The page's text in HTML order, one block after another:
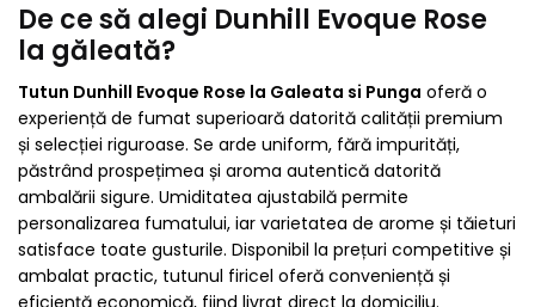
De ce să alegi Dunhill Evoque Rose
la găleată?
Tutun Dunhill Evoque Rose la Galeata si Punga oferă o
experiență de fumat superioară datorită calității premium
și selecției riguroase. Se arde uniform, fără impurități,
păstrând prospețimea și aroma autentică datorită
ambalării sigure. Umiditatea ajustabilă permite
personalizarea fumatului, iar varietatea de arome și tăieturi
satisface toate gusturile. Disponibil la prețuri competitive și
ambalat practic, tutunul firicel oferă conveniență și